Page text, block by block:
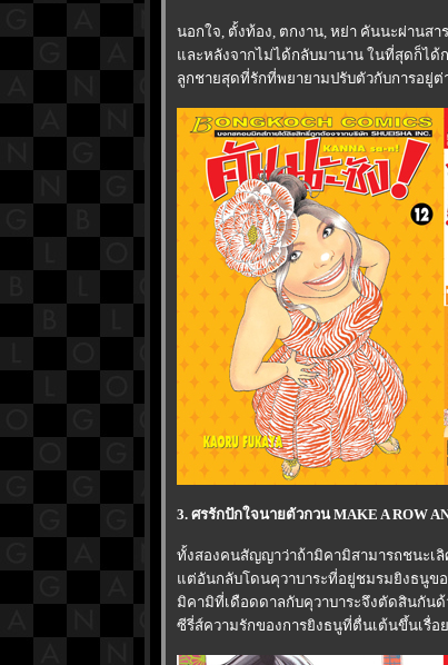
นอกใจ, ตั้งท้อง, ตกงาน, หย่า คันนะผ่านส
ละหลังจากไม่ได้กลับมานาน ในที่สุดก็ได้
ลูกชายสุดที่รักที่พยายามปรับตัวกับการอยู่ต่
3. ศรรักปักใจนายตัวกวน MAKE A ROW
ทั้งสองคนสัญญาว่าถ้ามิคามิสามารถชนะเ
ต่อันกลับโดนคุวาบาระที่อยู่ชมรมยิงธนูข
มิคามิที่เดือดดาลกับคุวาบาระจึงตัดสินกันด้
ซีรี่ส์ความรักของการยิงธนูที่ตื่นเต้นขึ้นเรื่อ